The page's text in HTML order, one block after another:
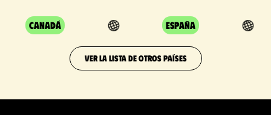
Canadá España
VER LA LISTA DE OTROS PAÍSES